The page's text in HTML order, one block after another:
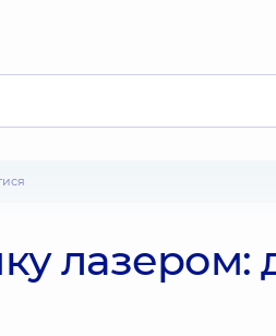
лазером: